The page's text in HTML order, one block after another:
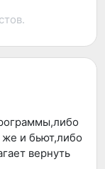
и бьют,либо
вернуть